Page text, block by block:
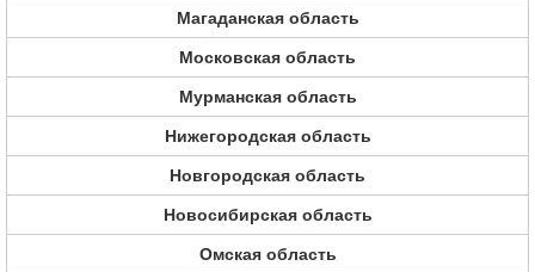
Магаданская область
Московская область
Мурманская область
Нижегородская область
Новгородская область
Новосибирская область
Омская область